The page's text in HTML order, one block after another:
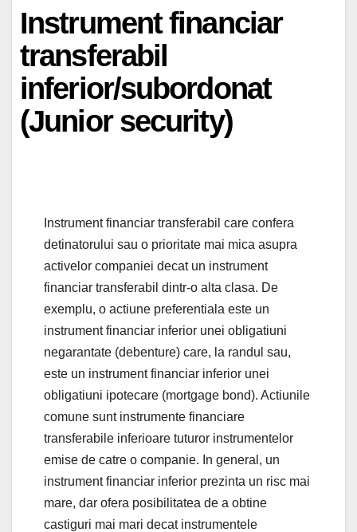
Instrument financiar
transferabil
inferior/subordonat
(Junior security)
Instrument financiar transferabil care confera
detinatorului sau o prioritate mai mica asupra
activelor companiei decat un instrument
financiar transferabil dintr-o alta clasa. De
exemplu, o actiune preferentiala este un
instrument financiar inferior unei obligatiuni
negarantate (debenture) care, la randul sau,
este un instrument financiar inferior unei
obligatiuni ipotecare (mortgage bond). Actiunile
comune sunt instrumente financiare
transferabile inferioare tuturor instrumentelor
emise de catre o companie. In general, un
instrument financiar inferior prezinta un risc mai
mare, dar ofera posibilitatea de a obtine
castiguri mai mari decat instrumentele